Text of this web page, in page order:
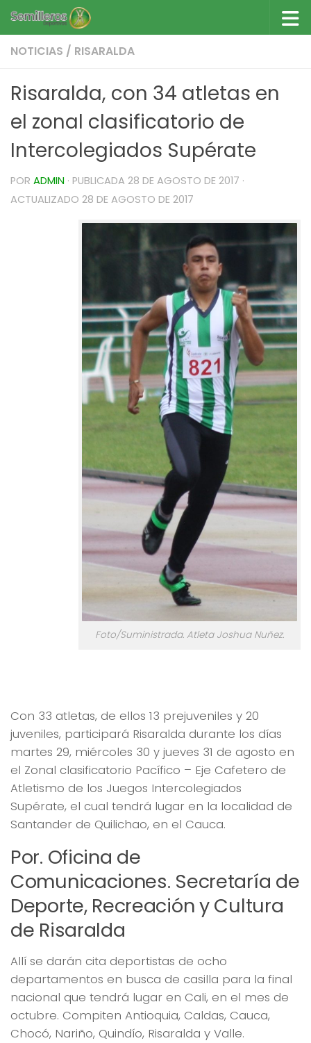
Saltar al contenido
NOTICIAS / RISARALDA
Risaralda, con 34 atletas en
el zonal clasificatorio de
Intercolegiados Supérate
POR ADMIN · PUBLICADA 28 DE AGOSTO DE 2017 ·
ACTUALIZADO 28 DE AGOSTO DE 2017
Foto/Suministrada. Atleta Joshua Nuñez.
Con 33 atletas, de ellos 13 prejuveniles y 20
juveniles, participará Risaralda durante los días
martes 29, miércoles 30 y jueves 31 de agosto en
el Zonal clasificatorio Pacífico – Eje Cafetero de
Atletismo de los Juegos Intercolegiados
Supérate, el cual tendrá lugar en la localidad de
Santander de Quilichao, en el Cauca.
Por. Oficina de
Comunicaciones. Secretaría de
Deporte, Recreación y Cultura
de Risaralda
Allí se darán cita deportistas de ocho
departamentos en busca de casilla para la final
nacional que tendrá lugar en Cali, en el mes de
octubre. Compiten Antioquia, Caldas, Cauca,
Chocó, Nariño, Quindío, Risaralda y Valle.